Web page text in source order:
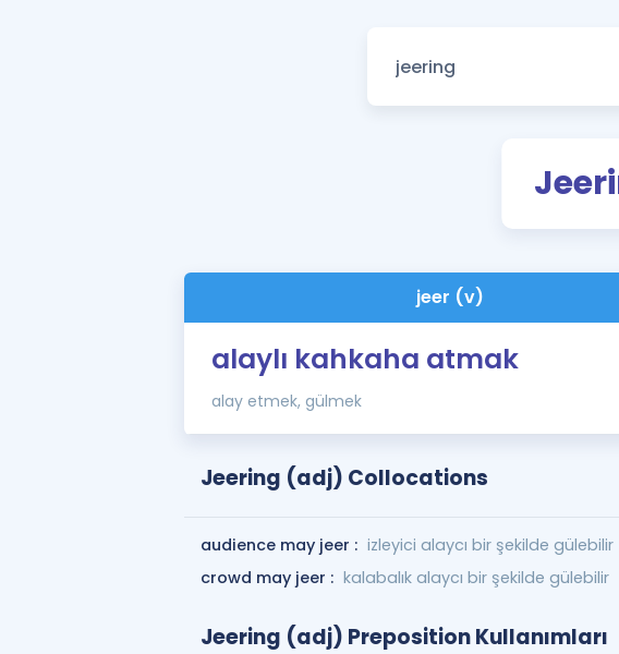
jeer (v)
alaylı kahkaha atmak
alay etmek, gülmek
Jeering (adj) Collocations
audience may jeer : izleyici alaycı bir şekilde gülebilir
crowd may jeer : kalabalık alaycı bir şekilde gülebilir
Jeering (adj) Preposition Kullanımları